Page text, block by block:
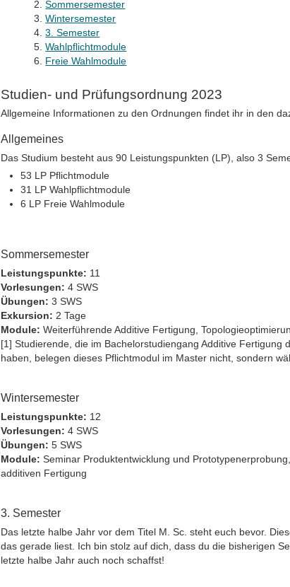
Sommersemester
Wintersemester
3. Semester
Wahlpflichtmodule
Freie Wahlmodule
Studien- und Prüfungsordnung 2023
Allgemeine Informationen zu den Ordnungen findet ihr in den
Allgemeines
Das Studium besteht aus 90 Leistungspunkten (LP), also 3
53 LP Pflichtmodule
31 LP Wahlpflichtmodule
6 LP Freie Wahlmodule
Sommersemester
Leistungspunkte: 11
Vorlesungen: 4 SWS
Übungen: 3 SWS
Exkursion: 2 Tage
Module: Weiterführende Additive Fertigung,
[1] Studierende, die im Bachelorstudiengang Additive
haben, belegen dieses Pflichtmodul im Master nicht, sondern
Wintersemester
Leistungspunkte: 12
Vorlesungen: 4 SWS
Übungen: 5 SWS
Module: Seminar Produktentwicklung und
additiven Fertigung
3. Semester
Das letzte halbe Jahr vor dem Titel M. Sc. steht euch bevor.
das gerade liest. Ich bin stolz auf dich, dass du die bisherigen
letzte halbe Jahr auch noch schaffst!